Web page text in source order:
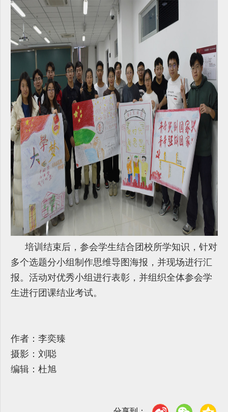
培训结束后，参会学生结合团校所学知识，针对
多个选题分小组制作思维导图海报，并现场进行汇
报。活动对优秀小组进行表彰，并组织全体参会学
生进行团课结业考试。
作者：李奕臻
摄影：刘聪
编辑：杜旭